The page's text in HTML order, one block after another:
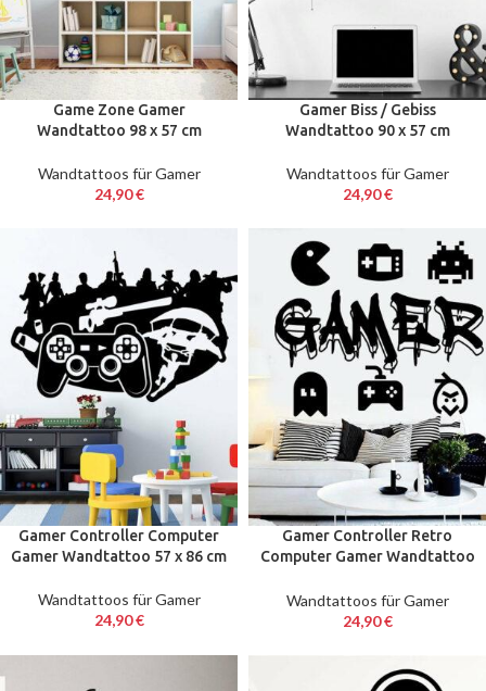
Game Zone Gamer
Wandtattoo 98 x 57 cm
Wandtattoos für Gamer
24,90€
Gamer Biss / Gebiss
Wandtattoo 90 x 57 cm
Wandtattoos für Gamer
24,90€
Gamer Controller Computer
Gamer Wandtattoo 57 x 86 cm
Wandtattoos für Gamer
24,90€
Gamer Controller Retro
Computer Gamer Wandtattoo
Wandtattoos für Gamer
24,90€